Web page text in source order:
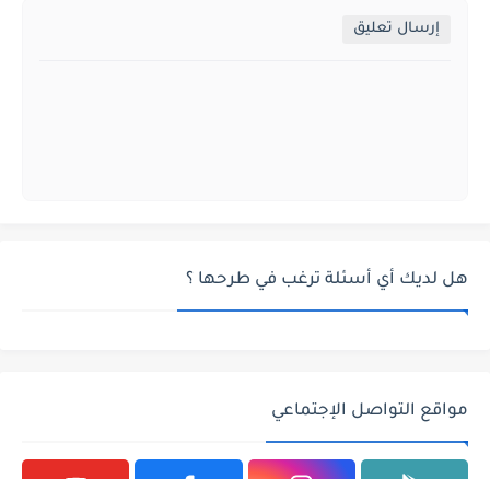
إرسال تعليق
هل لديك أي أسئلة ترغب في طرحها ؟
مواقع التواصل الإجتماعي